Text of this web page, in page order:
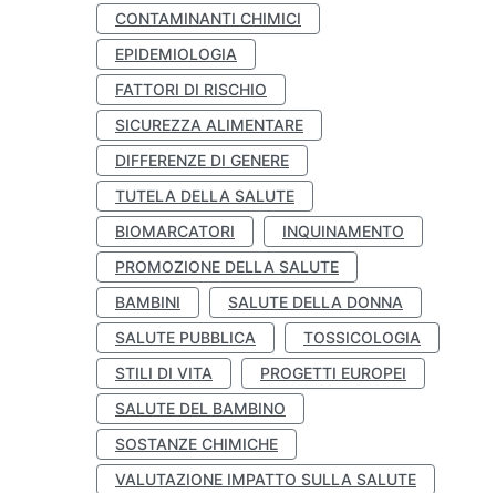
CONTAMINANTI CHIMICI
EPIDEMIOLOGIA
FATTORI DI RISCHIO
SICUREZZA ALIMENTARE
DIFFERENZE DI GENERE
TUTELA DELLA SALUTE
BIOMARCATORI
INQUINAMENTO
PROMOZIONE DELLA SALUTE
BAMBINI
SALUTE DELLA DONNA
SALUTE PUBBLICA
TOSSICOLOGIA
STILI DI VITA
PROGETTI EUROPEI
SALUTE DEL BAMBINO
SOSTANZE CHIMICHE
VALUTAZIONE IMPATTO SULLA SALUTE